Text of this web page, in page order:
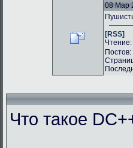
08 Мар
[RSS]
Постов:
Что такое